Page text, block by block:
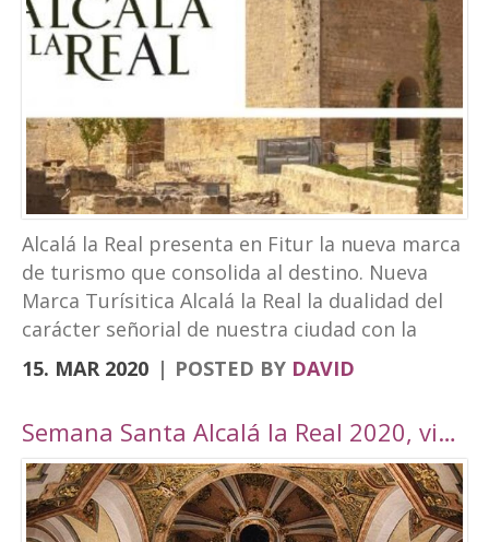
Alcalá la Real presenta en Fitur la nueva marca
de turismo que consolida al destino. Nueva
Marca Turísitica Alcalá la Real la dualidad del
carácter señorial de nuestra ciudad con la
vanguardia y su realidad actual de ciudad
moderna. Fortaleza Abacial y pueblo nuevo.
«convivimos siendo además tierra de frontera
y que hemos querido plasmar en esta marca
tan poderosa». A través de cuatro elementos y
cuatro colores el logo destaca cultura,
15. MAR 2020 POSTED BY DAVID
Semana Santa Alcalá la Real 2020, viaje por Andalucía